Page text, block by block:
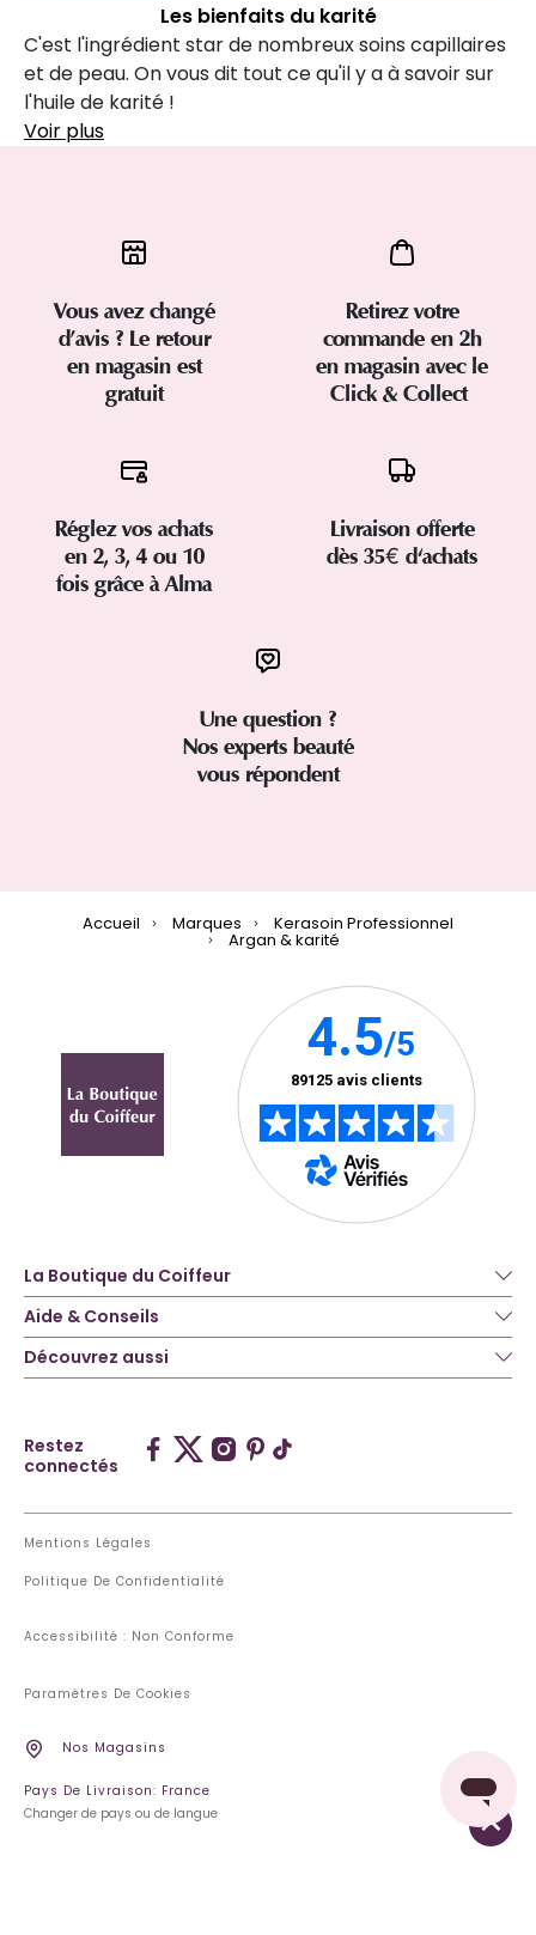
Les bienfaits du karité
C'est l'ingrédient star de nombreux soins capillaires
et de peau. On vous dit tout ce qu'il y a à savoir sur
l'huile de karité !
Voir plus
Vous avez changé
d’avis ? Le retour
en magasin est
gratuit
Retirez votre
commande en 2h
en magasin avec le
Click & Collect
Réglez vos achats
en 2, 3, 4 ou 10
fois grâce à Alma
Livraison offerte
dès 35€ d'achats
Une question ?
Nos experts beauté
vous répondent
Accueil Marques Kerasoin Professionnel
Argan & karité
La Boutique du Coiffeur
Aide & Conseils
Découvrez aussi
Restez
connectés
Mentions Légales
Politique De Confidentialité
Accessibilité : Non Conforme
Paramètres De Cookies
Nos Magasins
Pays De Livraison: France
Changer de pays ou de langue